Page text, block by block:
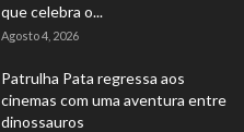
que celebra o...
Agosto 4, 2026
Patrulha Pata regressa aos
cinemas com uma aventura entre
dinossauros